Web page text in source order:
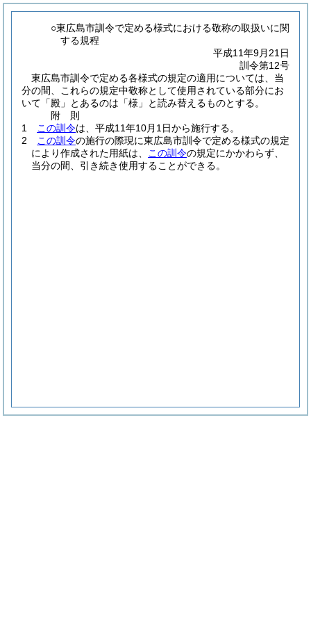
○東広島市訓令で定める様式における敬称の取扱いに関
する規程
平成11年9月21日
訓令第12号
東広島市訓令で定める各様式の規定の適用については、当
分の間、これらの規定中敬称として使用されている部分にお
いて「殿」とあるのは「様」と読み替えるものとする。
附 則
1
この訓令は、平成11年10月1日から施行する。
2
この訓令の施行の際現に東広島市訓令で定める様式の規定
により作成された用紙は、
この訓令の規定にかかわらず、
当分の間、引き続き使用することができる。